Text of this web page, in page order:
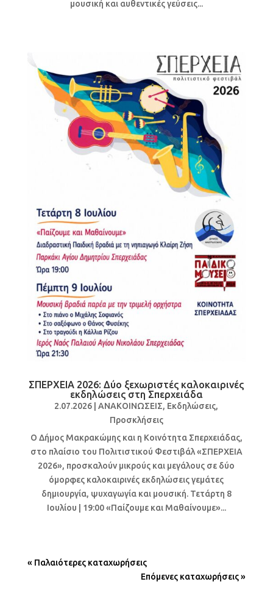
μουσική και αυθεντικές γεύσεις...
ΣΠΕΡΧΕΙΑ 2026: Δύο ξεχωριστές καλοκαιρινές
εκδηλώσεις στη Σπερχειάδα
2.07.2026 |ΑΝΑΚΟΙΝΩΣΕΙΣ, Εκδηλώσεις,
Προσκλήσεις
Ο Δήμος Μακρακώμης και η Κοινότητα Σπερχειάδας,
στο πλαίσιο του Πολιτιστικού Φεστιβάλ «ΣΠΕΡΧΕΙΑ
2026», προσκαλούν μικρούς και μεγάλους σε δύο
όμορφες καλοκαιρινές εκδηλώσεις γεμάτες
δημιουργία, ψυχαγωγία και μουσική. Τετάρτη 8
Ιουλίου | 19:00 «Παίζουμε και Μαθαίνουμε»...
« Παλαιότερες καταχωρήσεις
Επόμενες καταχωρήσεις »